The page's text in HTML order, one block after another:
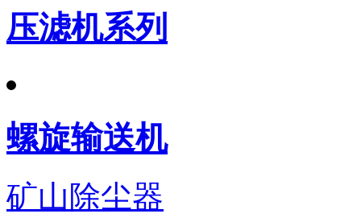
压滤机系列
螺旋输送机
矿山除尘器